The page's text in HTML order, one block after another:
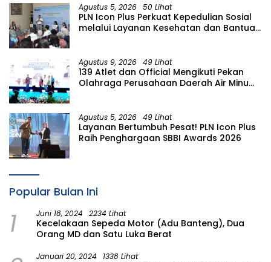
Agustus 5, 2026 50 Lihat
PLN Icon Plus Perkuat Kepedulian Sosial
melalui Layanan Kesehatan dan Bantuan
Agustus 9, 2026 49 Lihat
139 Atlet dan Official Mengikuti Pekan
Olahraga Perusahaan Daerah Air Minum
Agustus 5, 2026 49 Lihat
Layanan Bertumbuh Pesat! PLN Icon Plus
Raih Penghargaan SBBI Awards 2026
Popular Bulan Ini
1 Juni 18, 2024 2234 Lihat
Kecelakaan Sepeda Motor (Adu Banteng), Dua
Orang MD dan Satu Luka Berat
Januari 20, 2024 1338 Lihat